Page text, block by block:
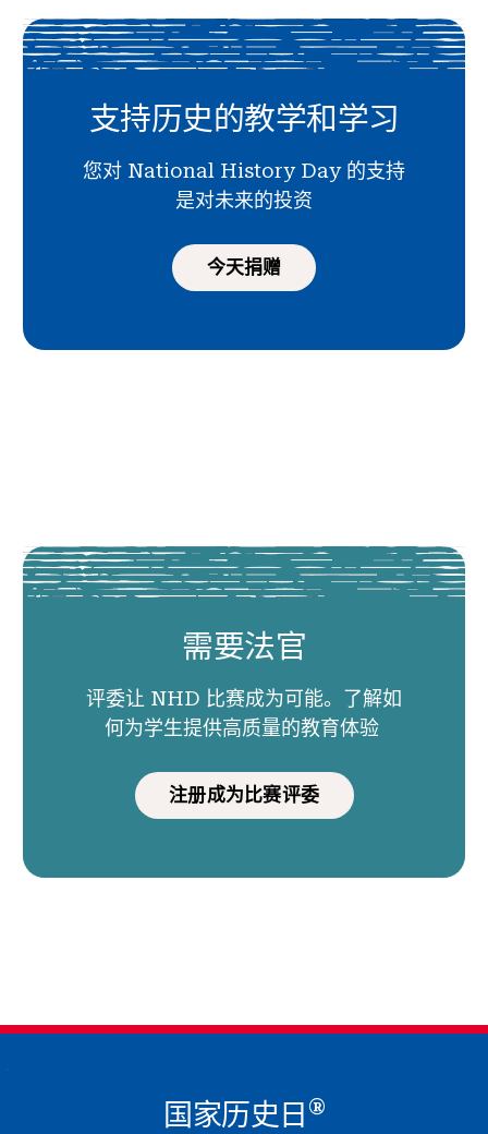
支持历史的教学和学习
您对 National History Day 的支持
是对未来的投资
今天捐赠
需要法官
评委让 NHD 比赛成为可能。了解如
何为学生提供高质量的教育体验
注册成为比赛评委
国家历史日 ®